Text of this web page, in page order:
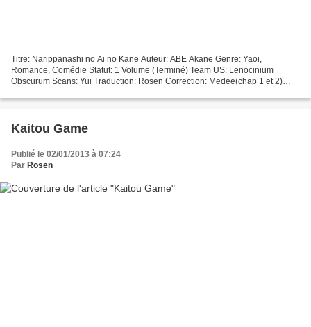
Titre: Narippanashi no Ai no Kane Auteur: ABE Akane Genre: Yaoi,
Romance, Comédie Statut: 1 Volume (Terminé) Team US: Lenocinium
Obscurum Scans: Yui Traduction: Rosen Correction: Medee(chap 1 et 2)
Kaitou Game
Publié le 02/01/2013 à 07:24
Par Rosen